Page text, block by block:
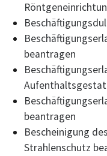
beantragen
beantragen
Bescheinigung
Strahlenschutz